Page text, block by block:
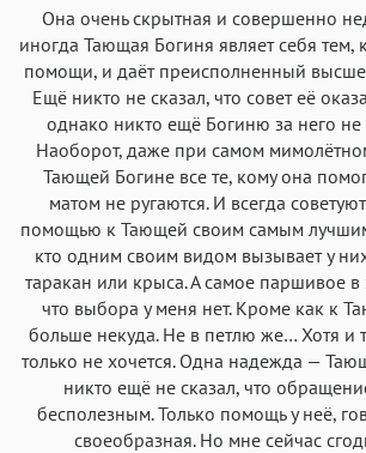
Courier Courier New Menlo
Она очень скрытная и совершенно
иногда Тающая Богиня являет себя тем,
помощи, и даёт преисполненный
Ещё никто не сказал, что совет её
однако никто ещё Богиню за него не
Наоборот, даже при самом
Тающей Богине все те, кому она
матом не ругаются. И всегда
помощью к Тающей своим самым
кто одним своим видом вызывает у
таракан или крыса. А самое паршивое в
что выбора у меня нет. Кроме как к
больше некуда. Не в петлю же… Хотя и
только не хочется. Одна надежда —
никто ещё не сказал, что
бесполезным. Только помощь у неё,
своеобразная. Но мне сейчас